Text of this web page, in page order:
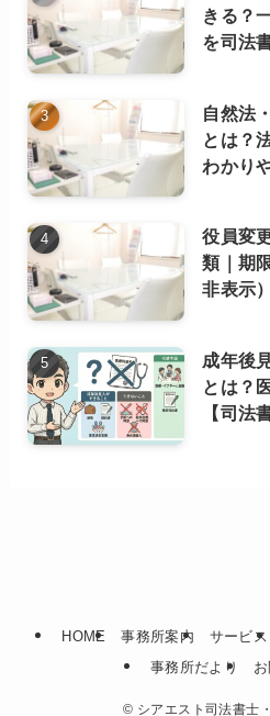
きる？
を司法
自然法
とは？
わかり
役員変
類｜期
非表示
成年後
とは？
【司法
HOME 事務所案内 サービス
事務所だより
© シアエスト司法書士